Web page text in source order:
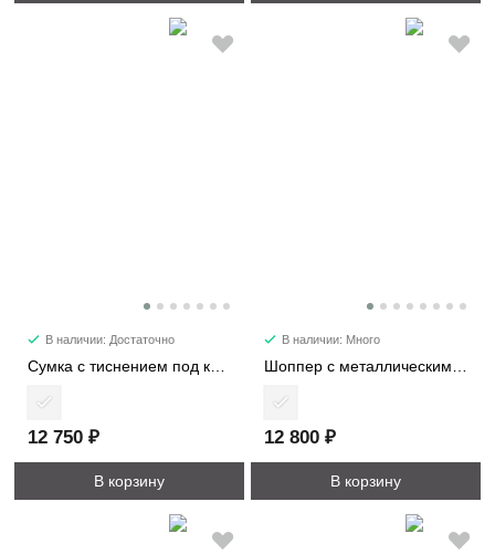
В наличии: Достаточно
12 750 ₽
В корзину
В наличии: Много
12 800 ₽
В корзину